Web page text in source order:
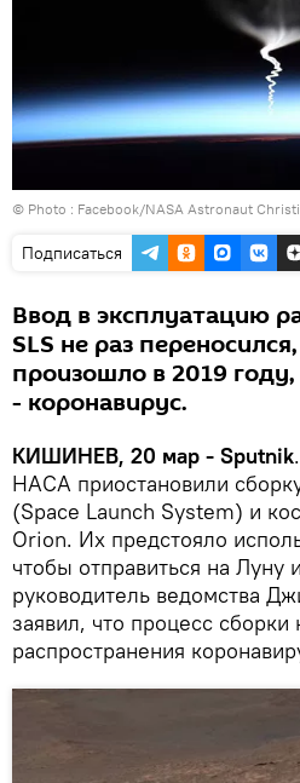
© Photo : Facebook/NASA Astronaut
Подписаться
Ввод в эксплуатацию
SLS не раз
произошло в 2019
- коронавирус.
КИШИНЕВ, 20 мар - Sputnik
НАСА приостановили
(Space Launch System) и
Orion. Их предстояло
чтобы отправиться на Луну
руководитель ведомства
заявил, что процесс сборки
распространения